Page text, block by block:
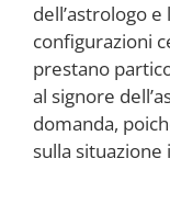
dell’astrologo
configurazioni
prestano
al signore
domanda,
sulla situazione